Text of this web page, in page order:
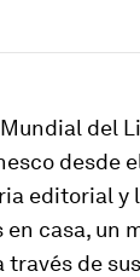
del
desde
editorial y
casa, un
través de